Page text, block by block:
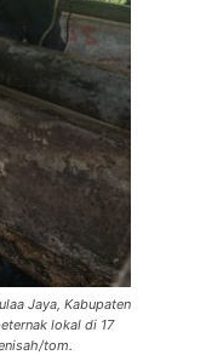
Jaya, Kabupaten
lokal di 17
tom.